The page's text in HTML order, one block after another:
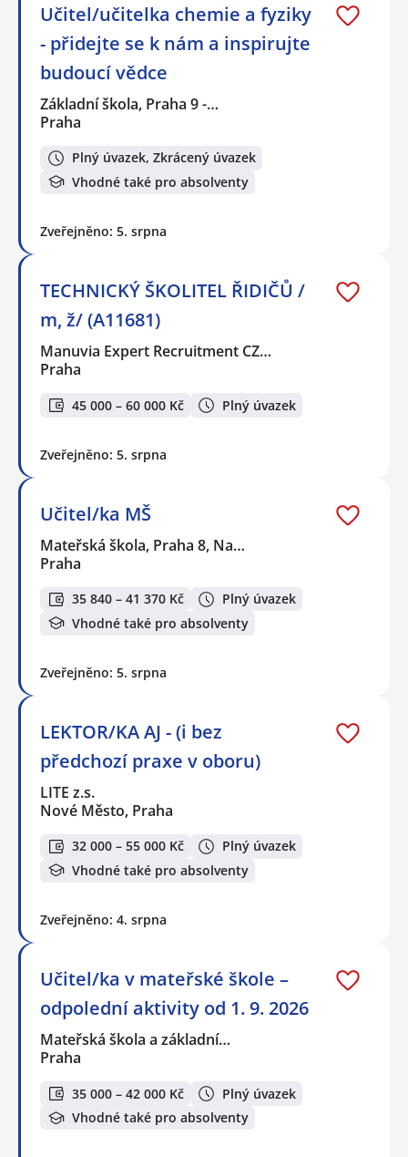
Učitel/učitelka chemie a fyziky
- přidejte se k nám a inspirujte
budoucí vědce
Základní škola, Praha 9 -…
Praha
Plný úvazek, Zkrácený úvazek
Vhodné také pro absolventy
Zveřejněno: 5. srpna
TECHNICKÝ ŠKOLITEL ŘIDIČŮ /
m, ž/ (A11681)
Manuvia Expert Recruitment CZ…
Praha
45 000 – 60 000 Kč Plný úvazek
Zveřejněno: 5. srpna
Učitel/ka MŠ
Mateřská škola, Praha 8, Na…
Praha
35 840 – 41 370 Kč
Plný úvazek
Vhodné také pro absolventy
Zveřejněno: 5. srpna
LEKTOR/KA AJ - (i bez
předchozí praxe v oboru)
LITE z.s.
Nové Město, Praha
32 000 – 55 000 Kč
Plný úvazek
Vhodné také pro absolventy
Zveřejněno: 4. srpna
Učitel/ka v mateřské škole –
odpolední aktivity od 1. 9. 2026
Mateřská škola a základní…
Praha
35 000 – 42 000 Kč
Plný úvazek
Vhodné také pro absolventy